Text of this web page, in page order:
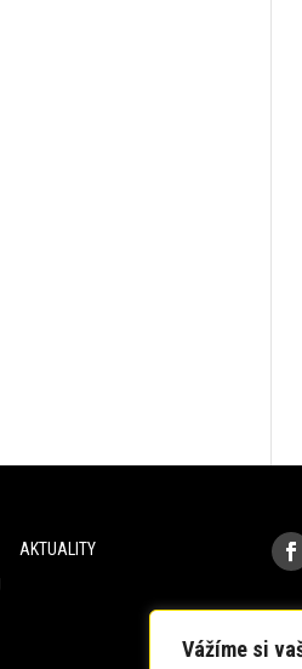
Vážíme si
AKTUALITY